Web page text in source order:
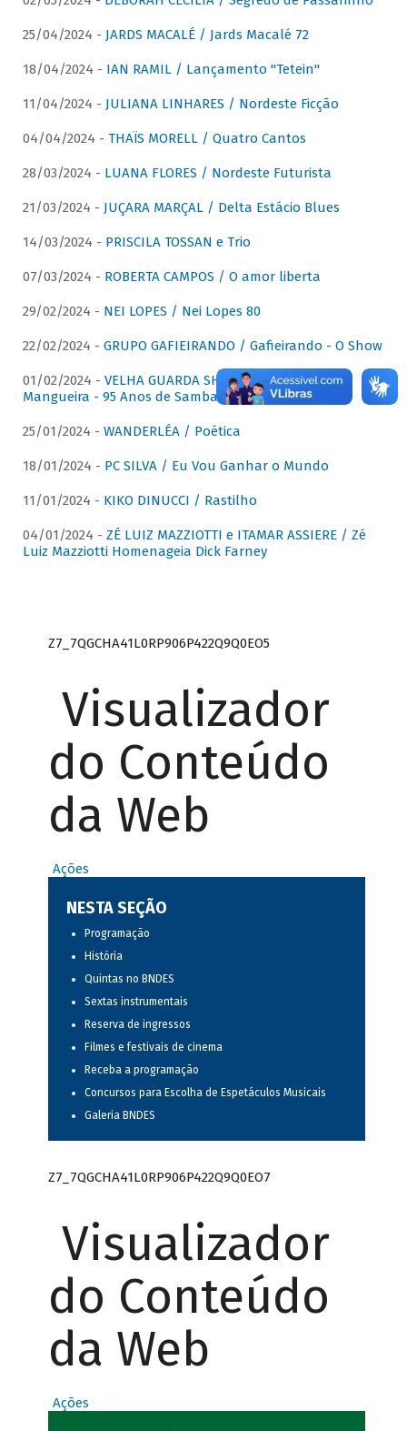
25/04/2024 - JARDS MACALÉ / Jards Macalé 72
18/04/2024 - IAN RAMIL / Lançamento "Tetein"
11/04/2024 - JULIANA LINHARES / Nordeste Ficção
04/04/2024 - THAÏS MORELL / Quatro Cantos
28/03/2024 - LUANA FLORES / Nordeste Futurista
21/03/2024 - JUÇARA MARÇAL / Delta Estácio Blues
14/03/2024 - PRISCILA TOSSAN e Trio
07/03/2024 - ROBERTA CAMPOS / O amor liberta
29/02/2024 - NEI LOPES / Nei Lopes 80
22/02/2024 - GRUPO GAFIEIRANDO / Gafieirando - O Show
01/02/2024 - VELHA GUARDA SHOW DA MANGUEIRA /
Mangueira - 95 Anos de Samba
25/01/2024 - WANDERLÉA / Poética
18/01/2024 - PC SILVA / Eu Vou Ganhar o Mundo
11/01/2024 - KIKO DINUCCI / Rastilho
04/01/2024 - ZÉ LUIZ MAZZIOTTI e ITAMAR ASSIERE / Zé
Luiz Mazziotti Homenageia Dick Farney
Z7_7QGCHA41L0RP906P422Q9Q0EO5
Visualizador
do Conteúdo
da Web
Ações
NESTA SEÇÃO
Programação
História
Quintas no BNDES
Sextas instrumentais
Reserva de ingressos
Filmes e festivais de cinema
Receba a programação
Concursos para Escolha de Espetáculos Musicais
Galeria BNDES
Z7_7QGCHA41L0RP906P422Q9Q0EO7
Visualizador
do Conteúdo
da Web
Ações